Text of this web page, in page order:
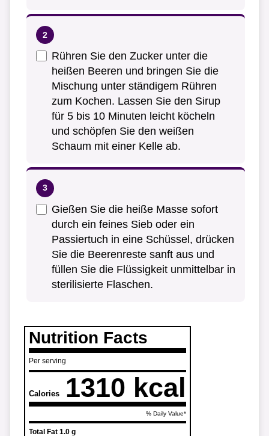
Rühren Sie den Zucker unter die
heißen Beeren und bringen Sie die
Mischung unter ständigem Rühren
zum Kochen. Lassen Sie den Sirup
für 5 bis 10 Minuten leicht köcheln
und schöpfen Sie den weißen
Schaum mit einer Kelle ab.
Gießen Sie die heiße Masse sofort
durch ein feines Sieb oder ein
Passiertuch in eine Schüssel, drücken
Sie die Beerenreste sanft aus und
füllen Sie die Flüssigkeit unmittelbar in
sterilisierte Flaschen.
Nutrition Facts
Per serving
Calories 1310 kcal
% Daily Value*
Total Fat 1.0 g